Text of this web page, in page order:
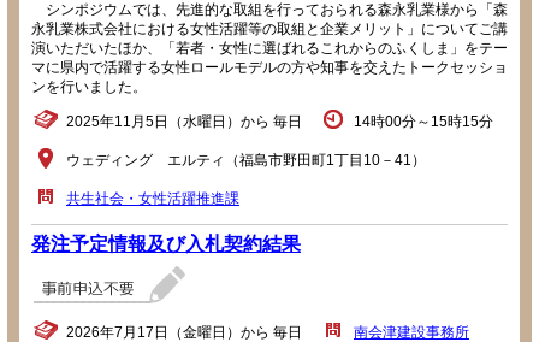
シンポジウムでは、先進的な取組を行っておられる森永乳業様から「森
永乳業株式会社における女性活躍等の取組と企業メリット」についてご講
演いただいたほか、「若者・女性に選ばれるこれからのふくしま」をテー
マに県内で活躍する女性ロールモデルの方や知事を交えたトークセッショ
ンを行いました。
2025年11月5日（水曜日）から 毎日 14時00分～15時15分
ウェディング エルティ（福島市野田町1丁目10－41）
共生社会・女性活躍推進課
発注予定情報及び入札契約結果
2026年7月17日（金曜日）から 毎日 南会津建設事務所